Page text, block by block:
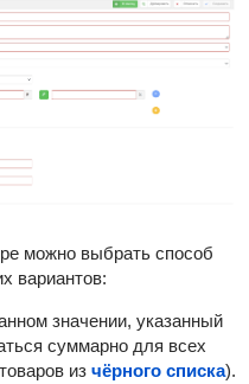
можно выбрать способ
вариантов:
значении, указанный
суммарно для всех
из чёрного списка).